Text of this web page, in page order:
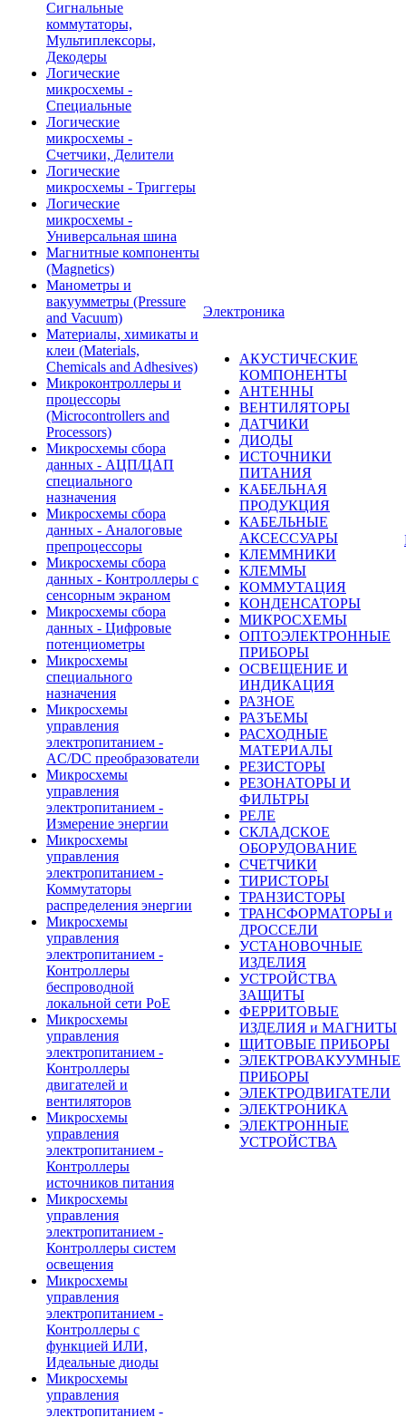
Сигнальные
коммутаторы,
Мультиплексоры,
Декодеры
Логические
микросхемы -
Специальные
Логические
микросхемы -
Счетчики, Делители
Логические
микросхемы - Триггеры
Логические
микросхемы -
Универсальная шина
Магнитные компоненты
(Magnetics)
Манометры и
вакуумметры (Pressure
and Vacuum)
Материалы, химикаты и
клеи (Materials,
Chemicals and Adhesives)
Микроконтроллеры и
процессоры
(Microcontrollers and
Processors)
Микросхемы сбора
данных - АЦП/ЦАП
специального
назначения
Микросхемы сбора
данных - Аналоговые
препроцессоры
Микросхемы сбора
данных - Контроллеры с
сенсорным экраном
Микросхемы сбора
данных - Цифровые
потенциометры
Микросхемы
специального
назначения
Микросхемы
управления
электропитанием -
AC/DC преобразователи
Микросхемы
управления
электропитанием -
Измерение энергии
Микросхемы
управления
электропитанием -
Коммутаторы
распределения энергии
Микросхемы
управления
электропитанием -
Контроллеры
беспроводной
локальной сети PoE
Микросхемы
управления
электропитанием -
Контроллеры
двигателей и
вентиляторов
Микросхемы
управления
электропитанием -
Контроллеры
источников питания
Микросхемы
управления
электропитанием -
Контроллеры систем
освещения
Микросхемы
управления
электропитанием -
Контроллеры с
функцией ИЛИ,
Идеальные диоды
Микросхемы
управления
электропитанием -
Электроника
АКУСТИЧЕСКИЕ
КОМПОНЕНТЫ
АНТЕННЫ
ВЕНТИЛЯТОРЫ
ДАТЧИКИ
ДИОДЫ
ИСТОЧНИКИ
ПИТАНИЯ
КАБЕЛЬНАЯ
ПРОДУКЦИЯ
КАБЕЛЬНЫЕ
АКСЕССУАРЫ
КЛЕММНИКИ
КЛЕММЫ
КОММУТАЦИЯ
КОНДЕНСАТОРЫ
МИКРОСХЕМЫ
ОПТОЭЛЕКТРОННЫЕ
ПРИБОРЫ
ОСВЕЩЕНИЕ И
ИНДИКАЦИЯ
РАЗНОЕ
РАЗЪЕМЫ
РАСХОДНЫЕ
МАТЕРИАЛЫ
РЕЗИСТОРЫ
РЕЗОНАТОРЫ И
ФИЛЬТРЫ
РЕЛЕ
СКЛАДСКОЕ
ОБОРУДОВАНИЕ
СЧЕТЧИКИ
ТИРИСТОРЫ
ТРАНЗИСТОРЫ
ТРАНСФОРМАТОРЫ и
ДРОССЕЛИ
УСТАНОВОЧНЫЕ
ИЗДЕЛИЯ
УСТРОЙСТВА
ЗАЩИТЫ
ФЕРРИТОВЫЕ
ИЗДЕЛИЯ и МАГНИТЫ
ЩИТОВЫЕ ПРИБОРЫ
ЭЛЕКТРОВАКУУМНЫЕ
ПРИБОРЫ
ЭЛЕКТРОДВИГАТЕЛИ
ЭЛЕКТРОНИКА
ЭЛЕКТРОННЫЕ
УСТРОЙСТВА